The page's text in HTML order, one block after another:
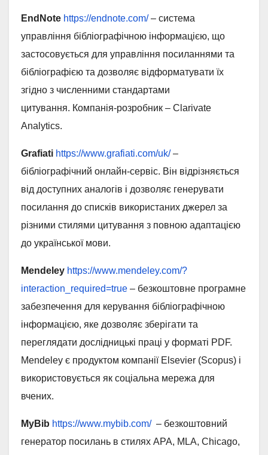
EndNote https://endnote.com/– система
управління бібліографічною інформацією, що
застосовується для управління посиланнями та
бібліографією та дозволяє відформатувати їх
згідно з численними стандартами
цитування. Компанія-розробник – Clarivate
Analytics.
Grafiati https://www.grafiati.com/uk/–
бібліографічний онлайн-сервіс. Він відрізняється
від доступних аналогів і дозволяє генерувати
посилання до списків використаних джерел за
різними стилями цитування з повною адаптацією
до української мови.
Mendeley https://www.mendeley.com/?
interaction_required=true – безкоштовне програмне
забезпечення для керування бібліографічною
інформацією, яке дозволяє зберігати та
переглядати дослідницькі праці у форматі PDF.
Mendeley є продуктом компанії Elsevier (Scopus) і
використовується як соціальна мережа для
вчених.
MyBib https://www.mybib.com/– безкоштовний
генератор посилань в стилях APA, MLA, Chicago,